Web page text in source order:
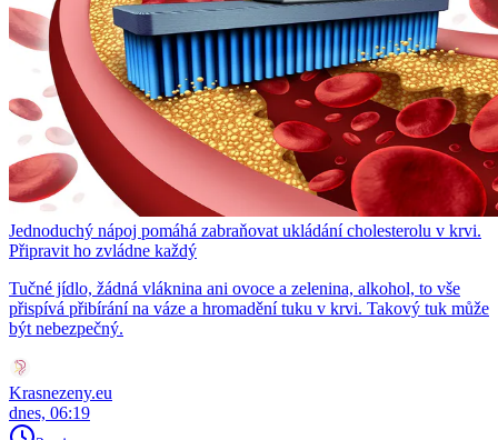
Jednoduchý nápoj pomáhá zabraňovat ukládání cholesterolu v krvi.
Připravit ho zvládne každý
Tučné jídlo, žádná vláknina ani ovoce a zelenina, alkohol, to vše
přispívá přibírání na váze a hromadění tuku v krvi. Takový tuk může
být nebezpečný.
Krasnezeny.eu
dnes, 06:19